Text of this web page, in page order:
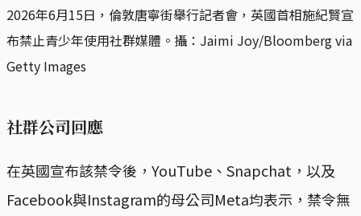
2026年6月15日，倫敦唐寧街舉行記者會，英國首相施紀賢宣
布禁止青少年使用社群媒體。攝：Jaimi Joy/Bloomberg via
Getty Images
社群公司回應
在英國宣布該禁令後，YouTube、Snapchat，以及
Facebook與Instagram的母公司Meta均表示，禁令無